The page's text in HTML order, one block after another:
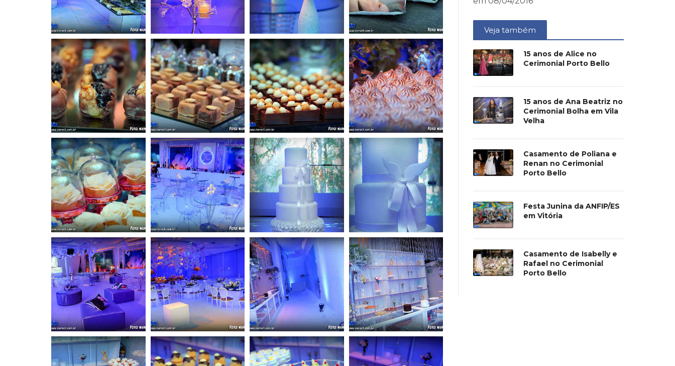
Veja também
15 anos de Alice no
Cerimonial Porto Bello
15 anos de Ana Beatriz no
Cerimonial Bolha em Vila
Velha
Casamento de Poliana e
Renan no Cerimonial
Porto Bello
Festa Junina da ANFIP/ES
em Vitória
Casamento de Isabelly e
Rafael no Cerimonial
Porto Bello